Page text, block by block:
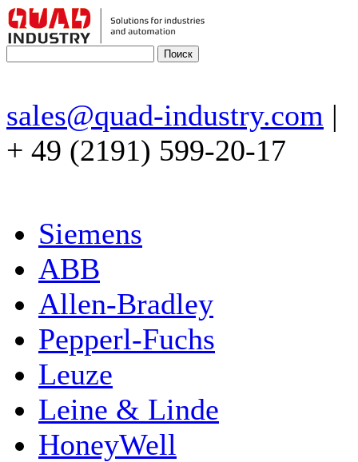
sales@quad-industry.com |
+ 49 (2191) 599-20-17
Siemens
ABB
Allen-Bradley
Pepperl-Fuchs
Leuze
Leine & Linde
HoneyWell